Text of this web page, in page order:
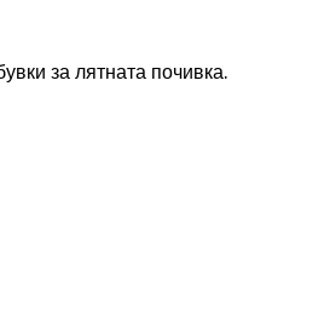
за лятната почивка.